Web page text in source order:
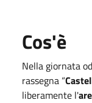
Cos'è
Nella giornata
rassegna “
liberamente l'